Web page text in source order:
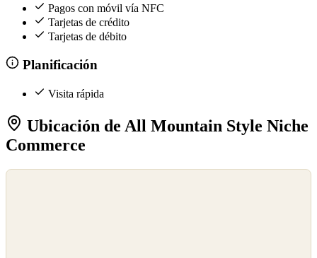
Pagos con móvil vía NFC
Tarjetas de crédito
Tarjetas de débito
Planificación
Visita rápida
Ubicación de All Mountain Style Niche
Commerce